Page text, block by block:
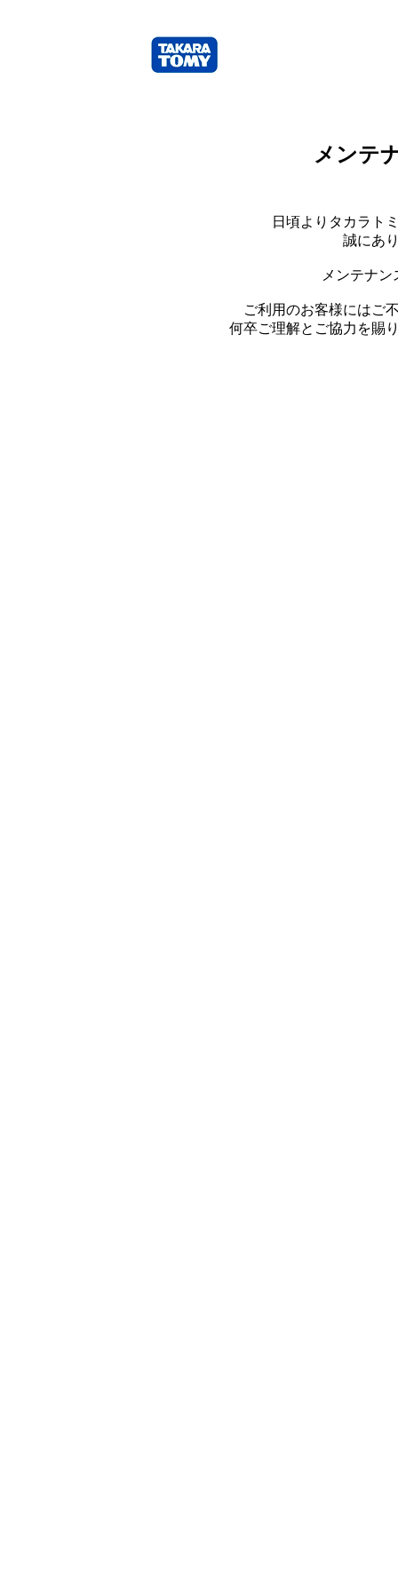
メンテ
日頃よりタカラト
誠にあ
メンテナ
ご利用のお客様にはご
何卒ご理解とご協力を賜